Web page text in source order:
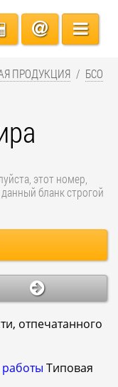
ПРОДУКЦИЯ
БСО
этот номер,
бланк строгой
отпечатанного
Типовая